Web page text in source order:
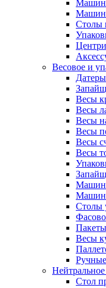
Столы
Весовое и
Весы
Весы
Весы
Весы
Весы
Весы
Столы
Весы
Cтол